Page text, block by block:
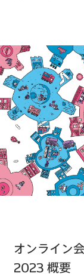
#物流の未来を
#ロボットと
#デザイナーの
オンライン
2023 概要